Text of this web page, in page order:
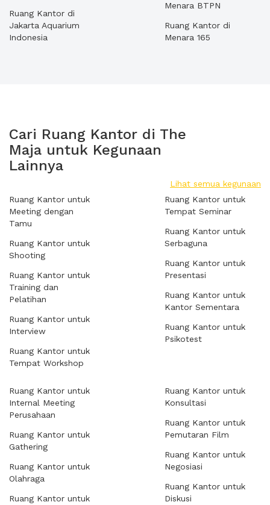
Ruang Kantor di
Jakarta Aquarium
Indonesia
Menara BTPN
Ruang Kantor di
Menara 165
Cari Ruang Kantor di The
Maja untuk Kegunaan
Lainnya
Lihat semua kegunaan
Ruang Kantor untuk
Meeting dengan
Tamu
Ruang Kantor untuk
Shooting
Ruang Kantor untuk
Training dan
Pelatihan
Ruang Kantor untuk
Interview
Ruang Kantor untuk
Tempat Workshop
Ruang Kantor untuk
Tempat Seminar
Ruang Kantor untuk
Serbaguna
Ruang Kantor untuk
Presentasi
Ruang Kantor untuk
Kantor Sementara
Ruang Kantor untuk
Psikotest
Ruang Kantor untuk
Internal Meeting
Perusahaan
Ruang Kantor untuk
Gathering
Ruang Kantor untuk
Olahraga
Ruang Kantor untuk
Ruang Kantor untuk
Konsultasi
Ruang Kantor untuk
Pemutaran Film
Ruang Kantor untuk
Negosiasi
Ruang Kantor untuk
Diskusi